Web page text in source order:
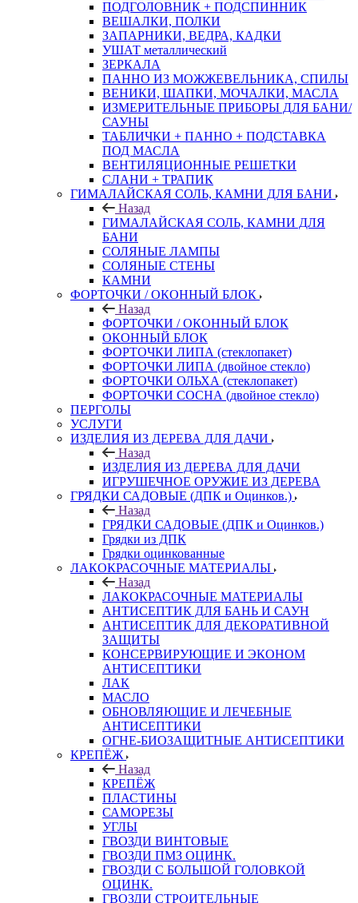
ПОДГОЛОВНИК + ПОДСПИННИК
ВЕШАЛКИ, ПОЛКИ
ЗАПАРНИКИ, ВЕДРА, КАДКИ
УШАТ металлический
ЗЕРКАЛА
ПАННО ИЗ МОЖЖЕВЕЛЬНИКА, СПИЛЫ
ВЕНИКИ, ШАПКИ, МОЧАЛКИ, МАСЛА
ИЗМЕРИТЕЛЬНЫЕ ПРИБОРЫ ДЛЯ БАНИ/
САУНЫ
ТАБЛИЧКИ + ПАННО + ПОДСТАВКА
ПОД МАСЛА
ВЕНТИЛЯЦИОННЫЕ РЕШЕТКИ
СЛАНИ + ТРАПИК
ГИМАЛАЙСКАЯ СОЛЬ, КАМНИ ДЛЯ БАНИ
Назад
ГИМАЛАЙСКАЯ СОЛЬ, КАМНИ ДЛЯ
БАНИ
СОЛЯНЫЕ ЛАМПЫ
СОЛЯНЫЕ СТЕНЫ
КАМНИ
ФОРТОЧКИ / ОКОННЫЙ БЛОК
Назад
ФОРТОЧКИ / ОКОННЫЙ БЛОК
ОКОННЫЙ БЛОК
ФОРТОЧКИ ЛИПА (стеклопакет)
ФОРТОЧКИ ЛИПА (двойное стекло)
ФОРТОЧКИ ОЛЬХА (стеклопакет)
ФОРТОЧКИ СОСНА (двойное стекло)
ПЕРГОЛЫ
УСЛУГИ
ИЗДЕЛИЯ ИЗ ДЕРЕВА ДЛЯ ДАЧИ
Назад
ИЗДЕЛИЯ ИЗ ДЕРЕВА ДЛЯ ДАЧИ
ИГРУШЕЧНОЕ ОРУЖИЕ ИЗ ДЕРЕВА
ГРЯДКИ САДОВЫЕ (ДПК и Оцинков.)
Назад
ГРЯДКИ САДОВЫЕ (ДПК и Оцинков.)
Грядки из ДПК
Грядки оцинкованные
ЛАКОКРАСОЧНЫЕ МАТЕРИАЛЫ
Назад
ЛАКОКРАСОЧНЫЕ МАТЕРИАЛЫ
АНТИСЕПТИК ДЛЯ БАНЬ И САУН
АНТИСЕПТИК ДЛЯ ДЕКОРАТИВНОЙ
ЗАЩИТЫ
КОНСЕРВИРУЮЩИЕ И ЭКОНОМ
АНТИСЕПТИКИ
ЛАК
МАСЛО
ОБНОВЛЯЮЩИЕ И ЛЕЧЕБНЫЕ
АНТИСЕПТИКИ
ОГНЕ-БИОЗАЩИТНЫЕ АНТИСЕПТИКИ
КРЕПЁЖ
Назад
КРЕПЁЖ
ПЛАСТИНЫ
САМОРЕЗЫ
УГЛЫ
ГВОЗДИ ВИНТОВЫЕ
ГВОЗДИ ПМЗ ОЦИНК.
ГВОЗДИ С БОЛЬШОЙ ГОЛОВКОЙ
ОЦИНК.
ГВОЗДИ СТРОИТЕЛЬНЫЕ